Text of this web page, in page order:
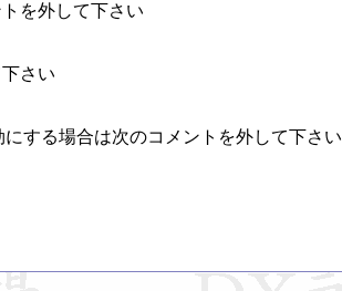
を外して下さい
さい
する場合は次のコメントを外して下さい